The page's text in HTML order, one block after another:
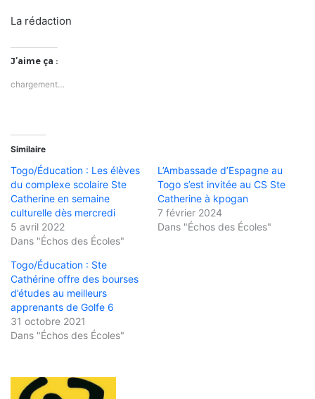
La rédaction
J’aime ça :
chargement…
Similaire
Togo/Éducation : Les élèves
du complexe scolaire Ste
Catherine en semaine
culturelle dès mercredi
5 avril 2022
Dans "Échos des Écoles"
L’Ambassade d’Espagne au
Togo s’est invitée au CS Ste
Catherine à kpogan
7 février 2024
Dans "Échos des Écoles"
Togo/Éducation : Ste
Cathérine offre des bourses
d’études au meilleurs
apprenants de Golfe 6
31 octobre 2021
Dans "Échos des Écoles"